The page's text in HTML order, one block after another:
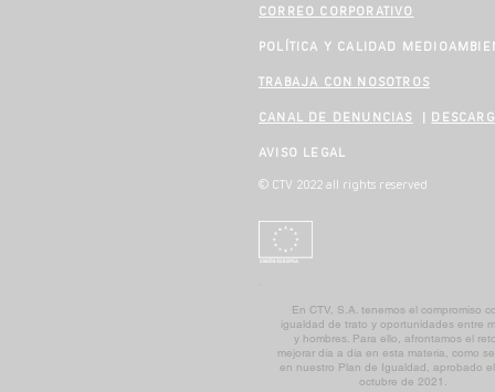
CORREO CORPORATIVO
POLÍTICA Y CALIDAD
TRABAJA CON NOSOTROS
CANAL DE DENUNCIAS |
AVISO LEGAL
© CTV 2022 all rights reserved
En CTV, S.A. tenemos el compromiso
igualdad de trato y oportunidades entre
y hombres. Para ello, afrontamos el
mejorar día a día en esta materia, como
en nuestro Plan de Igualdad, aprobado
octubre de 2021.